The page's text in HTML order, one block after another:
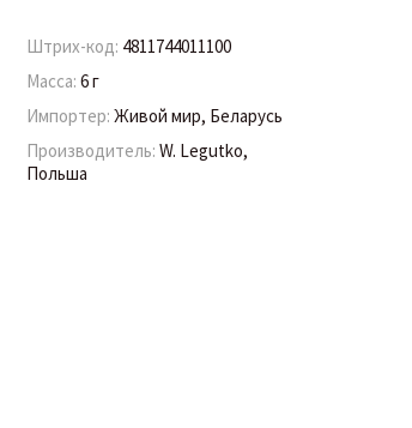
Штрих-код: 4811744011100
Масса: 6 г
Импортер: Живой мир, Беларусь
Производитель: W. Legutko,
Польша